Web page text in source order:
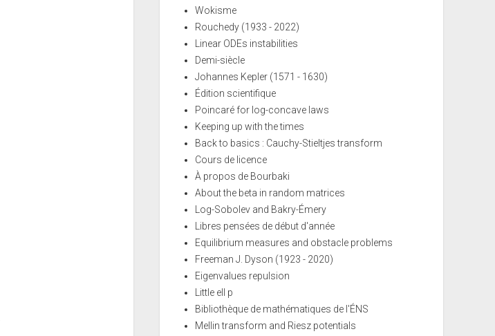
Wokisme
Rouchedy (1933 - 2022)
Linear ODEs instabilities
Demi-siècle
Johannes Kepler (1571 - 1630)
Édition scientifique
Poincaré for log-concave laws
Keeping up with the times
Back to basics : Cauchy-Stieltjes transform
Cours de licence
À propos de Bourbaki
About the beta in random matrices
Log-Sobolev and Bakry-Émery
Libres pensées de début d'année
Equilibrium measures and obstacle problems
Freeman J. Dyson (1923 - 2020)
Eigenvalues repulsion
Little ell p
Bibliothèque de mathématiques de l'ÉNS
Mellin transform and Riesz potentials